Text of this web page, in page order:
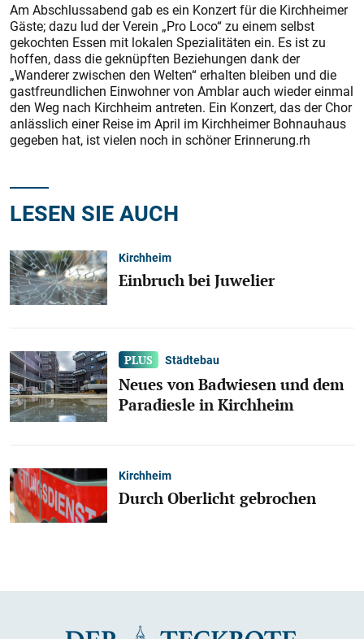
Am Abschlussabend gab es ein Konzert für die Kirchheimer
Gäste; dazu lud der Verein „Pro Loco“ zu einem selbst
gekochten Essen mit lokalen Spezialitäten ein. Es ist zu
hoffen, dass die geknüpften Beziehungen dank der
„Wanderer zwischen den Welten“ erhalten bleiben und die
gastfreundlichen Einwohner von Amblar auch wieder einmal
den Weg nach Kirchheim antreten. Ein Konzert, das der Chor
anlässlich einer Reise im April im Kirchheimer Bohnauhaus
gegeben hat, ist vielen noch in schöner Erinnerung.rh
LESEN SIE AUCH
Kirchheim
Einbruch bei Juwelier
Städtebau
Neues von Badwiesen und dem
Paradiesle in Kirchheim
Kirchheim
Durch Oberlicht gebrochen